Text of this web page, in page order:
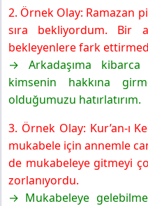
2. Örnek Olay: Ramazan
sıra bekliyordum. Bir
bekleyenlere fark
→ Arkadaşıma kibarca
kimsenin hakkına
olduğumuzu hatırlatırım.
3. Örnek Olay: Kur’an-ı
mukabele için annemle
de mukabeleye gitmeyi
zorlanıyordu.
→ Mukabeleye